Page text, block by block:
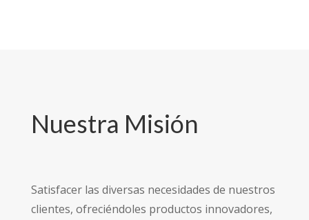
Nuestra Misión
Satisfacer las diversas necesidades de nuestros
clientes, ofreciéndoles productos innovadores,